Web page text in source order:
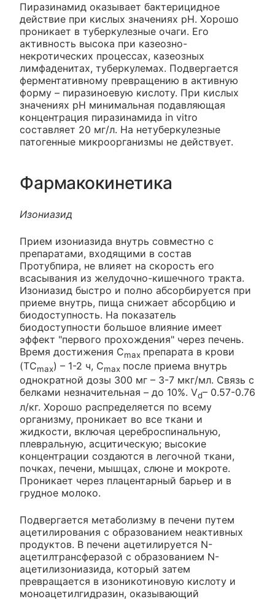
Пиразинамид оказывает бактерицидное
действие при кислых значениях pH. Хорошо
проникает в туберкулезные очаги. Его
активность высока при казеозно-
некротических процессах, казеозных
лимфаденитах, туберкулемах. Подвергается
ферментативному превращению в активную
форму – пиразиноевую кислоту. При кислых
значениях pH минимальная подавляющая
концентрация пиразинамида in vitro
составляет 20 мг/л. На нетуберкулезные
патогенные микроорганизмы не действует.
Фармакокинетика
Изониазид
Прием изониазида внутрь совместно с
препаратами, входящими в состав
Протубпира, не влияет на скорость его
всасывания из желудочно-кишечного тракта.
Изониазид быстро и полно абсорбируется при
приеме внутрь, пища снижает абсорбцию и
биодоступность. На показатель
биодоступности большое влияние имеет
эффект "первого прохождения" через печень.
Время достижения Cmax препарата в крови
(TCmax) – 1-2 ч, Cmax после приема внутрь
однократной дозы 300 мг – 3-7 мкг/мл. Связь с
белками незначительная – до 10%. Vd– 0.57-0.76
л/кг. Хорошо распределяется по всему
организму, проникает во все ткани и
жидкости, включая цереброспинальную,
плевральную, асцитическую; высокие
концентрации создаются в легочной ткани,
почках, печени, мышцах, слюне и мокроте.
Проникает через плацентарный барьер и в
грудное молоко.
Подвергается метаболизму в печени путем
ацетилирования с образованием неактивных
продуктов. В печени ацетилируется N-
ацетилтрансферазой с образованием N-
ацетилизониазида, который затем
превращается в изоникотиновую кислоту и
моноацетилгидразин, оказывающий